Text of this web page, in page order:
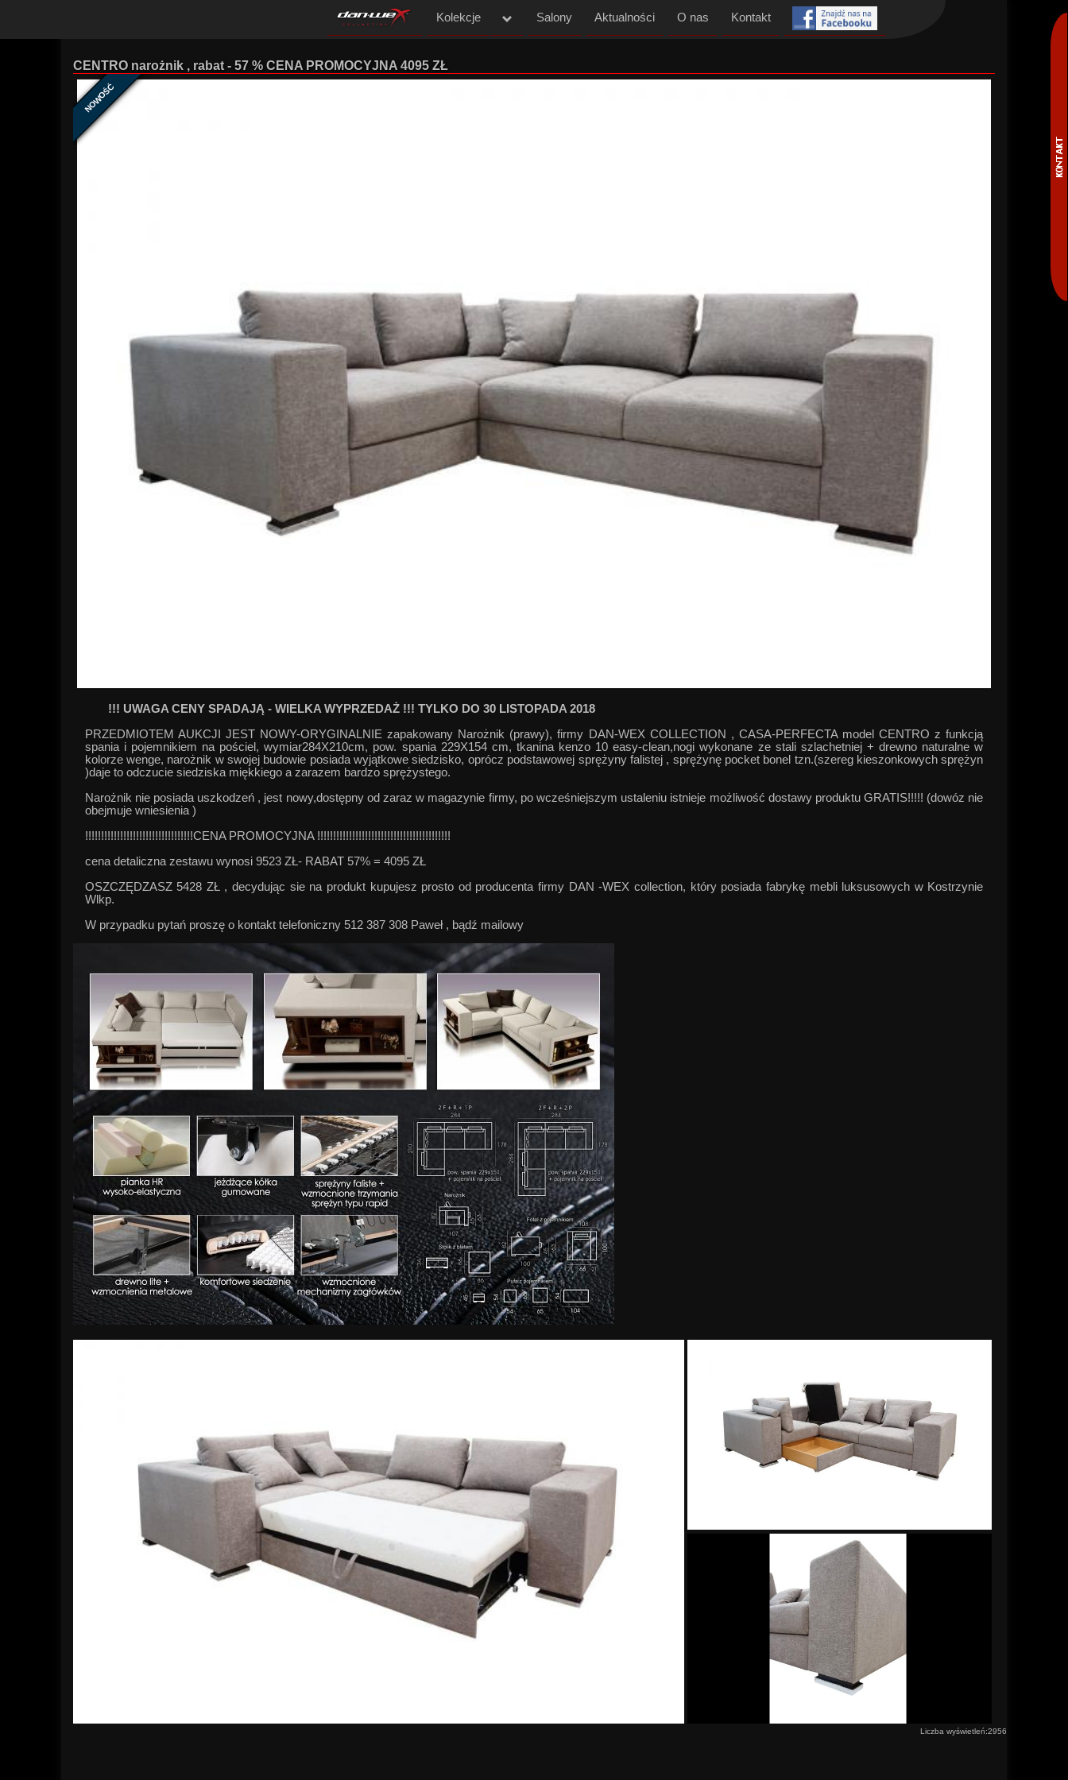
menu
Kolekcje
kolekcja stołów i krzeseł
Salony Aktualności O nas Kontakt
CENTRO narożnik , rabat - 57 % CENA PROMOCYJNA 4095 ZŁ
NOWOŚĆ
!!! UWAGA CENY SPADAJĄ - WIELKA WYPRZEDAŻ !!! TYLKO DO 30 LISTOPADA 2018
PRZEDMIOTEM AUKCJI JEST NOWY-ORYGINALNIE zapakowany Narożnik (prawy), firmy DAN-WEX COLLECTION , CASA-PERFECTA model CENTRO z funkcją
spania i pojemnikiem na pościel, wymiar284X210cm, pow. spania 229X154 cm, tkanina kenzo 10 easy-clean,nogi wykonane ze stali szlachetniej + drewno naturalne w
kolorze wenge, narożnik w swojej budowie posiada wyjątkowe siedzisko, oprócz podstawowej sprężyny falistej , sprężynę pocket bonel tzn.(szereg kieszonkowych sprężyn
)daje to odczucie siedziska miękkiego a zarazem bardzo sprężystego.
Narożnik nie posiada uszkodzeń , jest nowy,dostępny od zaraz w magazynie firmy, po wcześniejszym ustaleniu istnieje możliwość dostawy produktu GRATIS!!!!! (dowóz nie
obejmuje wniesienia )
!!!!!!!!!!!!!!!!!!!!!!!!!!!!!!!!!!CENA PROMOCYJNA !!!!!!!!!!!!!!!!!!!!!!!!!!!!!!!!!!!!!!!!!!
cena detaliczna zestawu wynosi 9523 ZŁ- RABAT 57% = 4095 ZŁ
OSZCZĘDZASZ 5428 ZŁ , decydując sie na produkt kupujesz prosto od producenta firmy DAN -WEX collection, który posiada fabrykę mebli luksusowych w Kostrzynie
Wlkp.
W przypadku pytań proszę o kontakt telefoniczny 512 387 308 Paweł , bądź mailowy
Liczba wyświetleń:2956